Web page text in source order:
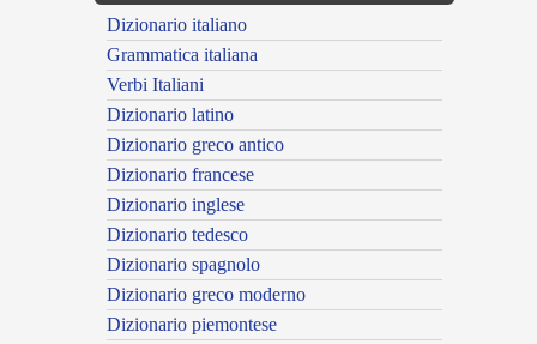
Dizionario italiano
Grammatica italiana
Verbi Italiani
Dizionario latino
Dizionario greco antico
Dizionario francese
Dizionario inglese
Dizionario tedesco
Dizionario spagnolo
Dizionario greco moderno
Dizionario piemontese